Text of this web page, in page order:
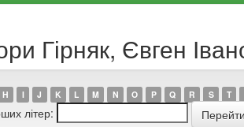
Гірняк, Євген
H I J K L M N O P Q R S T
літер: